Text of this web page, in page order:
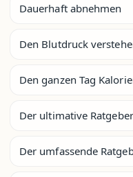
Dauerhaft abnehmen
Den Blutdruck
Den ganzen Tag
Der ultimative
Der umfassende